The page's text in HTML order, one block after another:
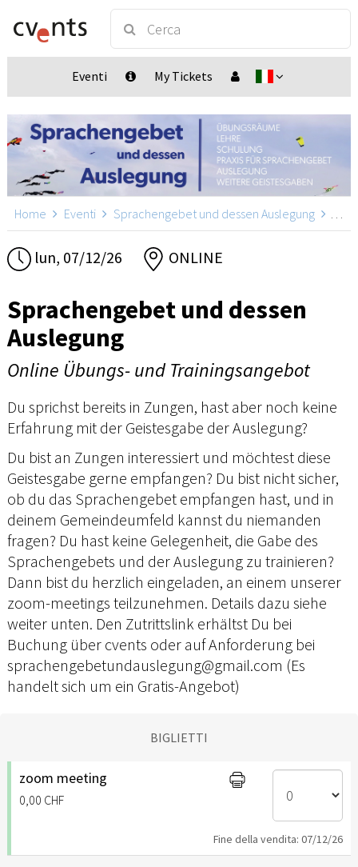
Eventi My Tickets
Home Eventi Sprachengebet und dessen Auslegung
lun, 07/12/26 ONLINE
Sprachengebet und dessen
Auslegung
Online Übungs- und Trainingsangebot
Du sprichst bereits in Zungen, hast aber noch keine
Erfahrung mit der Geistesgabe der Auslegung?
Du bist an Zungen interessiert und möchtest diese
Geistesgabe gerne empfangen? Du bist nicht sicher,
ob du das Sprachengebet empfangen hast, und in
deinem Gemeindeumfeld kannst du niemanden
fragen? Du hast keine Gelegenheit, die Gabe des
Sprachengebets und der Auslegung zu trainieren?
Dann bist du herzlich eingeladen, an einem unserer
zoom-meetings teilzunehmen. Details dazu siehe
weiter unten. Den Zutrittslink erhältst Du bei
Buchung über cvents oder auf Anforderung bei
sprachengebetundauslegung@gmail.com (Es
handelt sich um ein Gratis-Angebot)
BIGLIETTI
zoom meeting
0,00 CHF
Fine della vendita: 07/12/26